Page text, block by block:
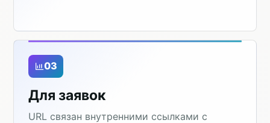
03
Для заявок
URL связан внутренними ссылками с